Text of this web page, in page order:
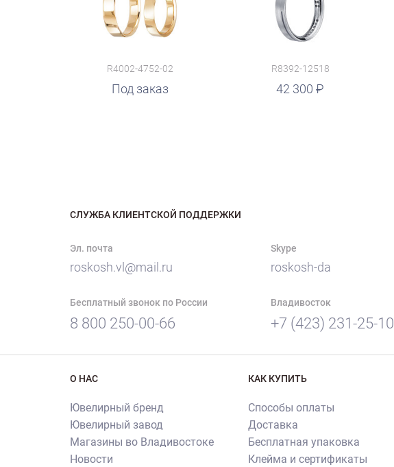
R4002-4752-02
Под заказ
R8392-12518
42 300
руб. руб.
СЛУЖБА КЛИЕНТСКОЙ ПОДДЕРЖКИ
Эл. почта
roskosh.vl@mail.ru
Skype
roskosh-da
Бесплатный звонок по России
8 800 250-00-66
Владивосток
+7 (423) 231-25-10
О НАС
Ювелирный бренд
Ювелирный завод
Магазины во Владивостоке
Новости
КАК КУПИТЬ
Способы оплаты
Доставка
Бесплатная упаковка
Клейма и сертификаты